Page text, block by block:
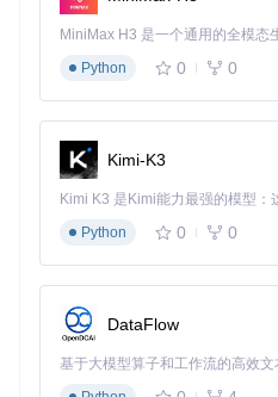
冷门资源下载
载速度只有10KB/s左右，几乎
项目的trackers_all.txt后，连接
到了20多个，下载速度提升到
载。
热门资源下载
左右。添加trackers_best.txt中
跨国下载
小王需要从国外服务器下载一
Python
0 0
Kimi-K3
Python
0 0
DataFlow
基于大模型算子和工作流的高效